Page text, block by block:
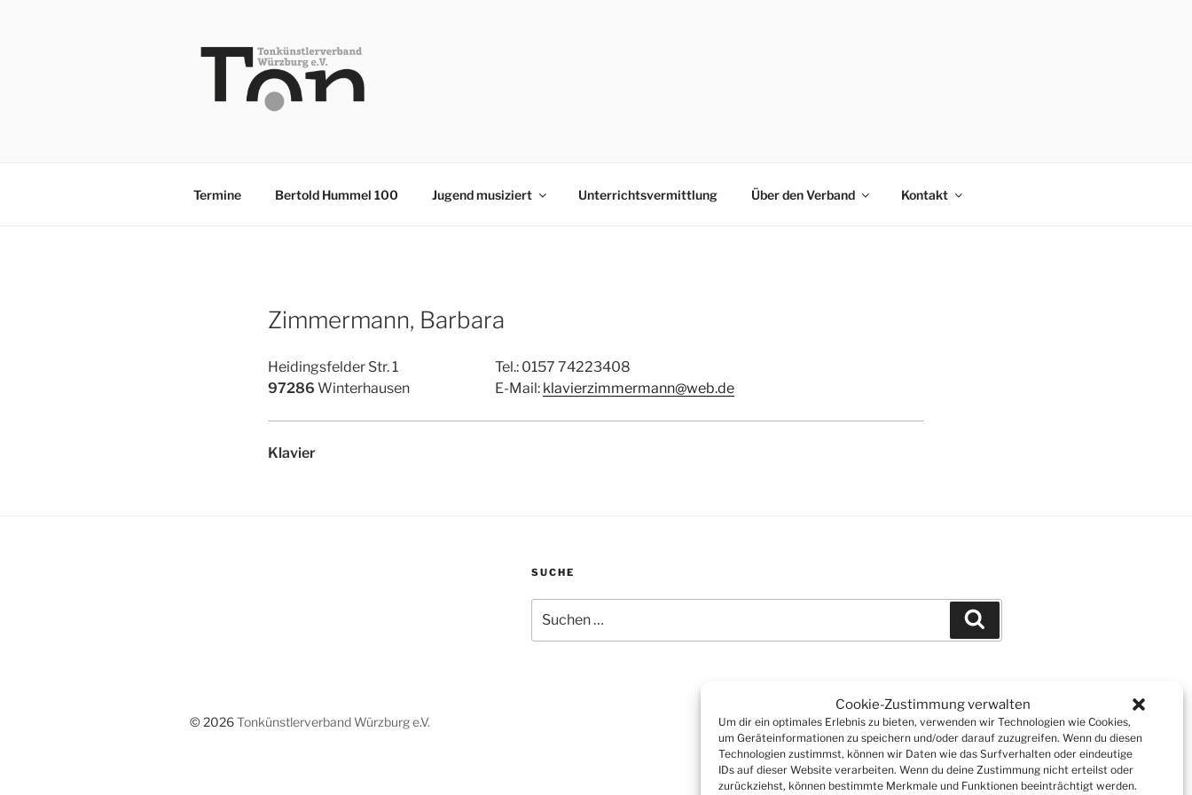
Cookie-Zustimmung verwalten
Um dir ein optimales Erlebnis zu bieten, verwenden wir Technologien wie Cookies,
um Geräteinformationen zu speichern und/oder darauf zuzugreifen. Wenn du diesen
Technologien zustimmst, können wir Daten wie das Surfverhalten oder eindeutige
IDs auf dieser Website verarbeiten. Wenn du deine Zustimmung nicht erteilst oder
zurückziehst, können bestimmte Merkmale und Funktionen beeinträchtigt werden.
Termine Bertold Hummel 100 Jugend musiziert Unterrichtsvermittlung Über den Verband Kontakt
Zimmermann, Barbara
Heidingsfelder Str. 1
97286 Winterhausen
Tel.: 0157 74223408
E-Mail: klavierzimmermann@web.de
Klavier
SUCHE
nach:
© 2026Tonkünstlerverband Würzburg e.V.